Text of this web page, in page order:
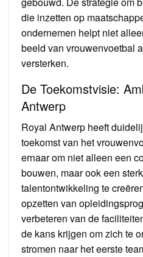
die inzetten op
ondernemen helpt niet
beeld van vrouwenvoetbal
versterken.
De Toekomstvisie:
Antwerp
Royal Antwerp heeft
toekomst van het
ernaar om niet alleen een
bouwen, maar ook een
talentontwikkeling te
opzetten van
verbeteren van de
de kans krijgen om zich te
stromen naar het eerste